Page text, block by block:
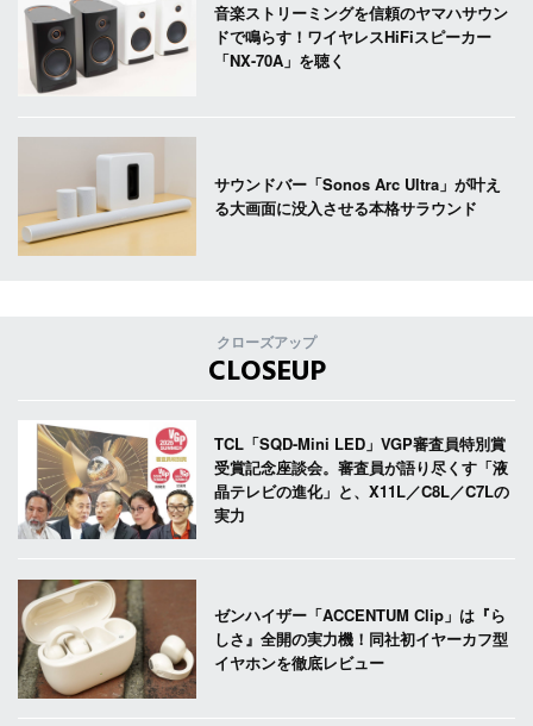
音楽ストリーミングを信頼のヤマハサウン
ドで鳴らす！ワイヤレスHiFiスピーカー
「NX-70A」を聴く
サウンドバー「Sonos Arc Ultra」が叶え
る大画面に没入させる本格サラウンド
クローズアップ
CLOSEUP
TCL「SQD-Mini LED」VGP審査員特別賞
受賞記念座談会。審査員が語り尽くす「液
晶テレビの進化」と、X11L／C8L／C7Lの
実力
ゼンハイザー「ACCENTUM Clip」は『ら
しさ』全開の実力機！同社初イヤーカフ型
イヤホンを徹底レビュー